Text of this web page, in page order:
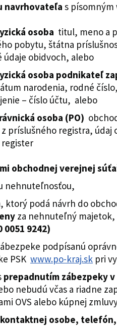
navrhovateľa s písomným
osoba titul, meno a
pobytu, štátna
údaje
osoba podnikateľ
narodenia, rodné
– číslo účtu, alebo
osoba (PO)
z príslušného registra,
obchodnej verejnej
nehnuteľnosťou,
ktorý podá návrh do
za nehnuteľný majetok,
0051 9242)
podpísanú
PSK www.po-kraj.sk pri
prepadnutím zábezpeky v
nebudú včas a riadne
OVS alebo kúpnej
osobe,